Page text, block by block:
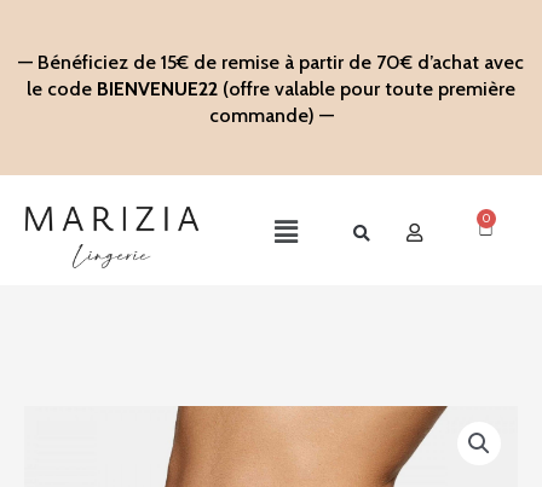
contenu
— Bénéficiez de 15€ de remise à partir de 70€ d’achat avec
le code BIENVENUE22 (offre valable pour toute première
commande) —
Main
0
Panier